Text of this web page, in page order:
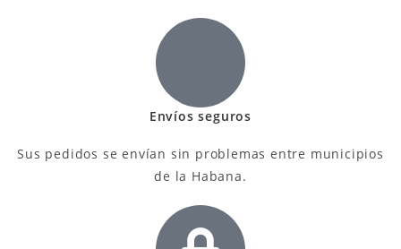
Envíos seguros
Sus pedidos se envían sin problemas entre municipios
de la Habana.